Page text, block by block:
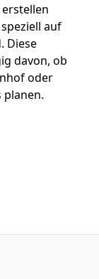
auf
Diese
davon, ob
oder